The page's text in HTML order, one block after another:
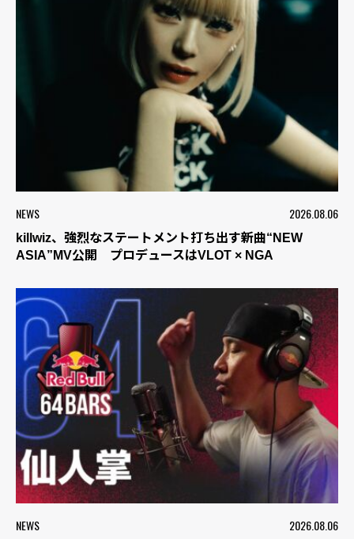
NEWS 2026.08.06
killwiz、強烈なステートメント打ち出す新曲“NEW
ASIA”MV公開 プロデュースはVLOT × NGA
NEWS 2026.08.06